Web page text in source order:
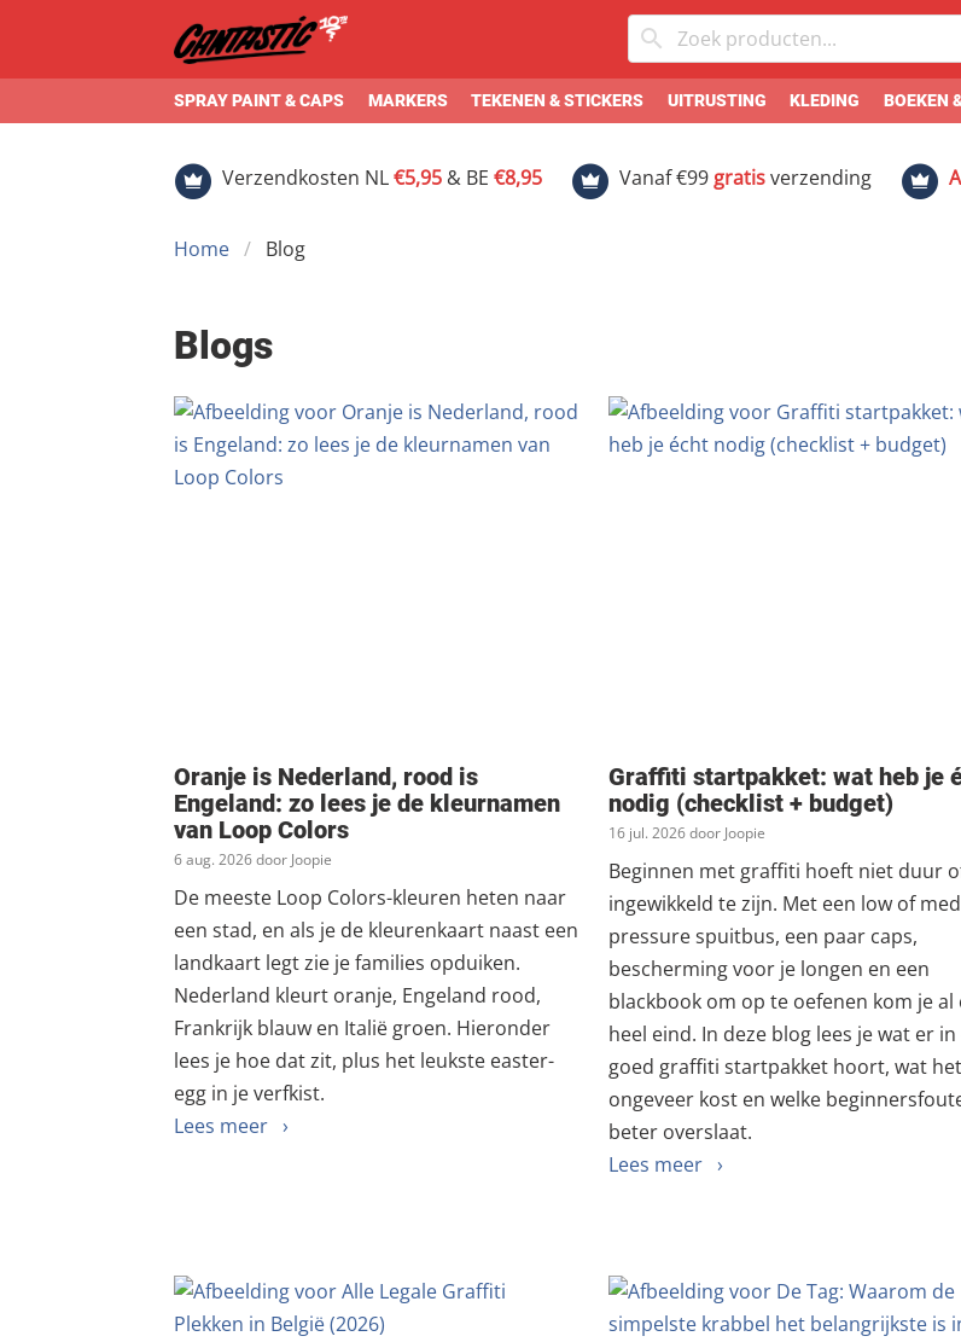
SPRAY PAINT & CAPS MARKERS TEKENEN & STICKERS UITRUSTING KLEDING BOEKEN
Verzendkosten NL€5,95 & BE €8,95 Vanaf €99 gratisverzending
Home Blog
Blogs
Oranje is Nederland, rood is
Engeland: zo lees je de kleurnamen
van Loop Colors
6 aug. 2026 door Joopie
De meeste Loop Colors-kleuren heten naar
een stad, en als je de kleurenkaart naast een
landkaart legt zie je families opduiken.
Nederland kleurt oranje, Engeland rood,
Frankrijk blauw en Italië groen. Hieronder
lees je hoe dat zit, plus het leukste easter-
egg in je verfkist.
Lees meer ›
Graffiti startpakket: wat heb je
nodig (checklist + budget)
16 jul. 2026 door Joopie
Beginnen met graffiti hoeft niet duur
ingewikkeld te zijn. Met een low of
pressure spuitbus, een paar caps,
bescherming voor je longen en een
blackbook om op te oefenen kom je al
heel eind. In deze blog lees je wat er in
goed graffiti startpakket hoort, wat het
ongeveer kost en welke
beter overslaat.
Lees meer ›